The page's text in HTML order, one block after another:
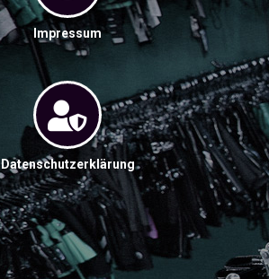
Impressum
Datenschutzerklärung